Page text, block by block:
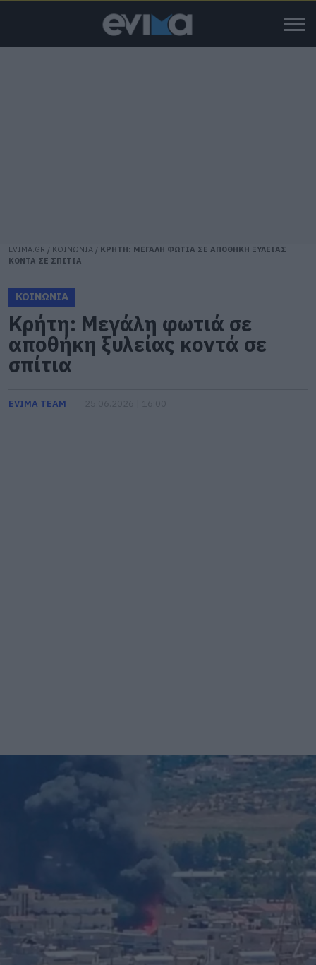
EVIMA.GR / ΚΟΙΝΩΝΙΑ / ΚΡΗΤΗ: ΜΕΓΑΛΗ ΦΩΤΙΑ ΣΕ ΑΠΟΘΗΚΗ ΞΥΛΕΙΑΣ
ΚΟΝΤΑ ΣΕ ΣΠΙΤΙΑ
ΚΟΙΝΩΝΙΑ
Κρήτη: Μεγάλη φωτιά σε
αποθήκη ξυλείας κοντά σε
σπίτια
EVIMA TEAM